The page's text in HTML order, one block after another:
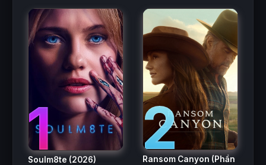
1
Soulm8te (2026) 2
Ransom Canyon (Phần